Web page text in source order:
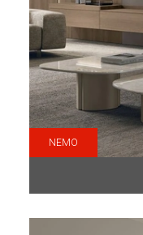
NEMO